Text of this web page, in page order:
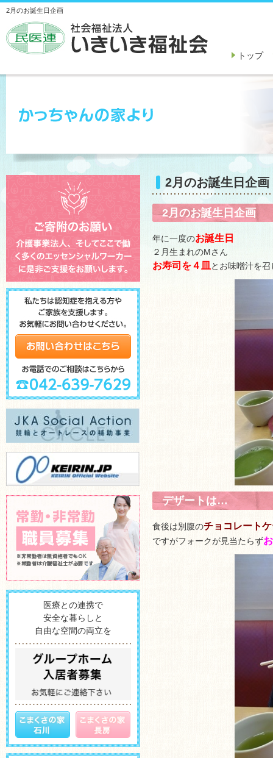
2月のお誕生日企画
トップ
2月のお誕生日企画
2月のお誕生日企画
年に一度のお誕生日
２月生まれのMさん
お寿司を４皿 とお味噌汁を
デザートは…
食後は別腹のチョコレート
ですがフォークが見当たらず
医療との連携で
安全な暮らしと
自由な空間の両立を